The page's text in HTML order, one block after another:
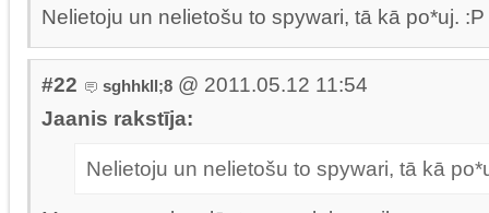
Nelietoju un nelietošu to spywari, tā kā po*uj. :P
#22 sghhkll;8 @ 2011.05.12 11:54
Jaanis rakstīja:
Nelietoju un nelietošu to spywari, tā kā